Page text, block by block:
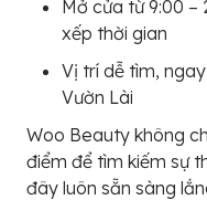
Mở cửa từ 9:00 –
xếp thời gian
Vị trí dễ tìm,
Vườn Lài
Woo Beauty không
điểm để tìm kiếm sự
đây luôn sẵn sàng